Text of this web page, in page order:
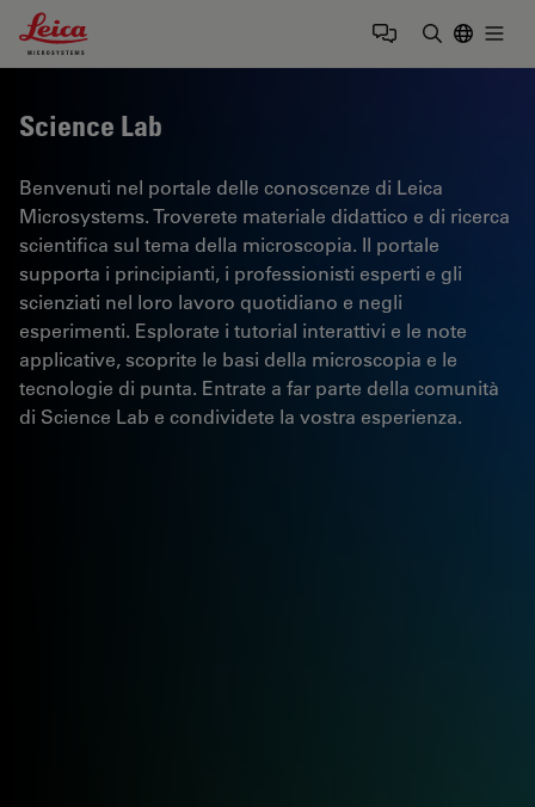
Leica Microsystems Logo
Science Lab
Benvenuti nel portale delle conoscenze di Leica
Microsystems. Troverete materiale didattico e di ricerca
scientifica sul tema della microscopia. Il portale
supporta i principianti, i professionisti esperti e gli
scienziati nel loro lavoro quotidiano e negli
esperimenti. Esplorate i tutorial interattivi e le note
applicative, scoprite le basi della microscopia e le
tecnologie di punta. Entrate a far parte della comunità
di Science Lab e condividete la vostra esperienza.